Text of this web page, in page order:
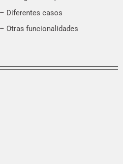
Diferentes casos
Otras funcionalidades